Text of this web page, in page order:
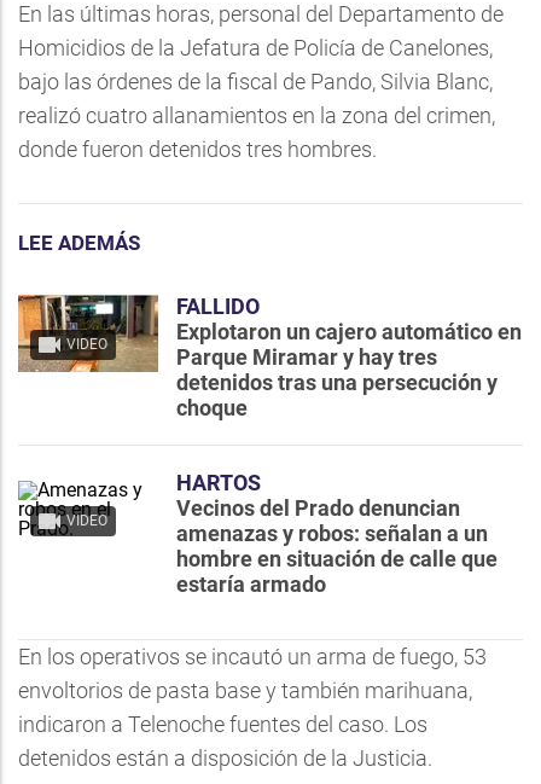
En las últimas horas, personal del Departamento de
Homicidios de la Jefatura de Policía de Canelones,
bajo las órdenes de la fiscal de Pando, Silvia Blanc,
realizó cuatro allanamientos en la zona del crimen,
donde fueron detenidos tres hombres.
LEE ADEMÁS
VIDEO
FALLIDO
Explotaron un cajero automático en
Parque Miramar y hay tres
detenidos tras una persecución y
choque
VIDEO
HARTOS
Vecinos del Prado denuncian
amenazas y robos: señalan a un
hombre en situación de calle que
estaría armado
En los operativos se incautó un arma de fuego, 53
envoltorios de pasta base y también marihuana,
indicaron a Telenoche fuentes del caso. Los
detenidos están a disposición de la Justicia.